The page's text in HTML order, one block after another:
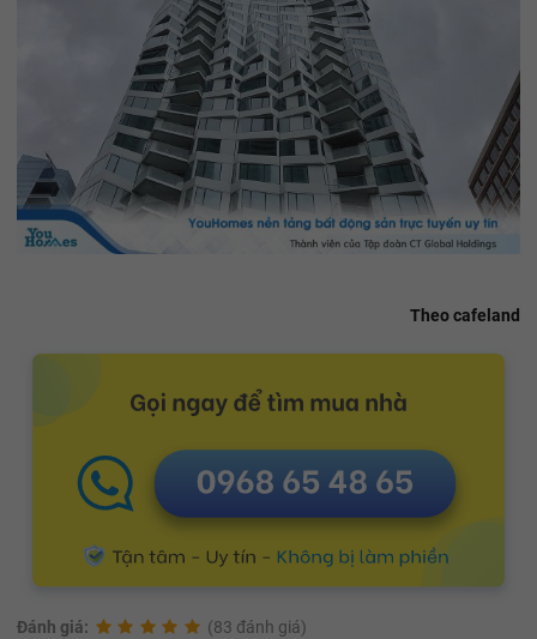
Theo cafeland
Đánh giá: (83 đánh giá)